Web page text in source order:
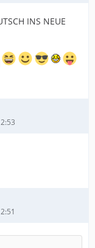
INS NEUE